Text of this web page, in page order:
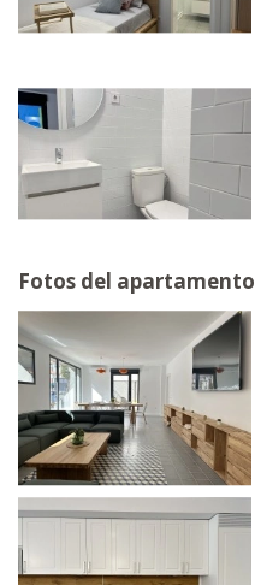
Fotos del apartamento